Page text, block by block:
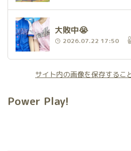
大敗中😭
2026.07.22 17:50
サイト内の画像を保存するこ
Power Play!